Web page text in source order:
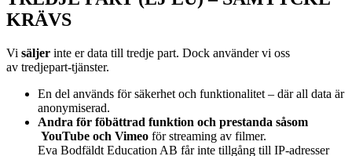
KRÄVS
Vi säljer inte er data till tredje part. Dock använder vi oss
av tredjepart-tjänster.
En del används för säkerhet och funktionalitet – där all data är
anonymiserad.
Andra för föbättrad funktion och prestanda såsom
YouTube och Vimeo för streaming av filmer.
Eva Bodfäldt Education AB får inte tillgång till IP-adresser